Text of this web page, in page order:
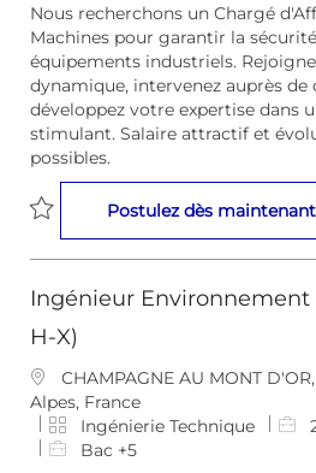
a
c
e
m
e
n
t
é
g
o
r
i
e
e
l
’
e
m
p
o
i
Nous recherchons un Chargé
Machines pour garantir la
équipements industriels.
dynamique, intervenez auprès de
développez votre expertise dans
stimulant. Salaire attractif et
possibles.
Sauvegarder Chargé d'Affaires
Postulez dès maintenant
Ingénieur Environnement
H-X)
E
m
CHAMPAGNE AU MONT
Alpes, France
C
a
Ingénierie Technique
I
Bac +5